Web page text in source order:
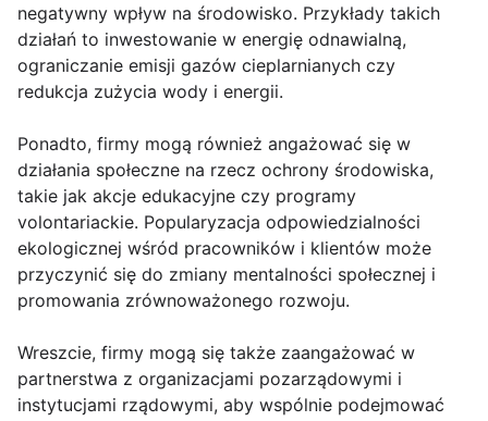
negatywny wpływ na środowisko. Przykłady takich
działań to inwestowanie w energię odnawialną,
ograniczanie emisji gazów cieplarnianych czy
redukcja zużycia wody i energii.
Ponadto, firmy mogą również angażować się w
działania społeczne na rzecz ochrony środowiska,
takie jak akcje edukacyjne czy programy
volontariackie. Popularyzacja odpowiedzialności
ekologicznej wśród pracowników i klientów może
przyczynić się do zmiany mentalności społecznej i
promowania zrównoważonego rozwoju.
Wreszcie, firmy mogą się także zaangażować w
partnerstwa z organizacjami pozarządowymi i
instytucjami rządowymi, aby wspólnie podejmować